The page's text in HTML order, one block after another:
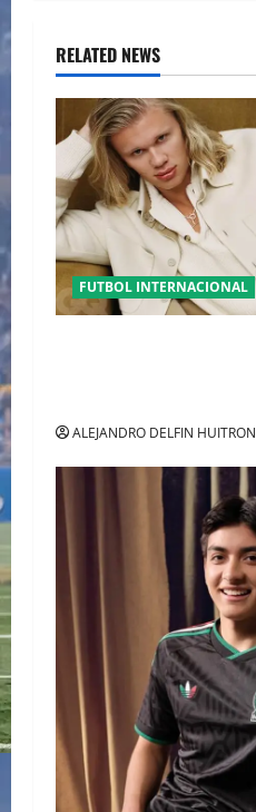
RELATED NEWS
FUTBOL INTERNACIONAL
ALEJANDRO DELFIN HUITRON